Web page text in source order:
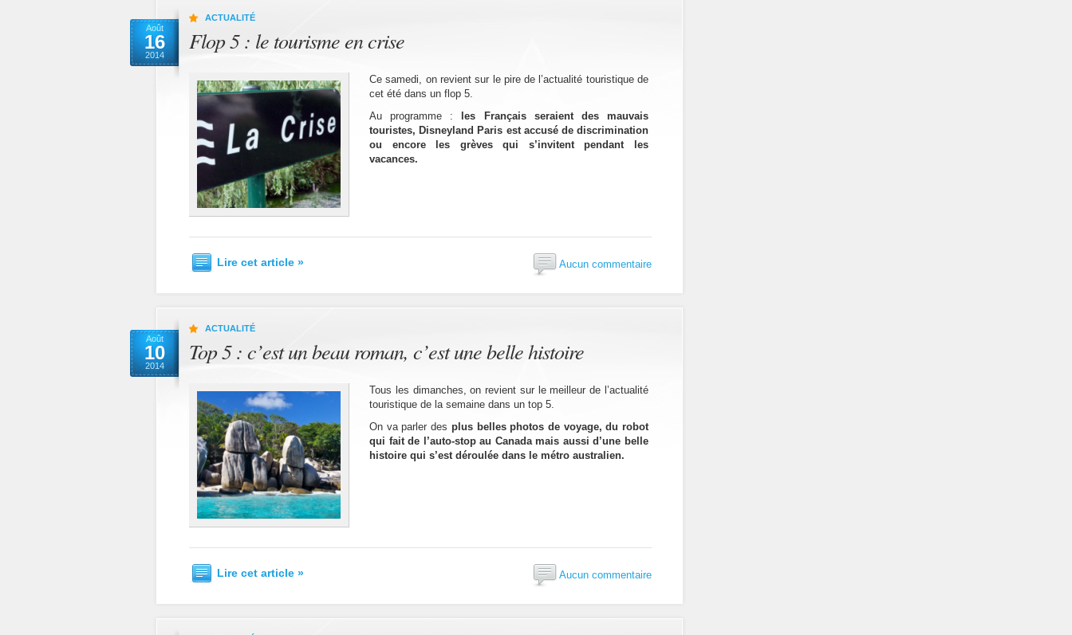
Août
16
2014
ACTUALITÉ
Flop 5 : le tourisme en crise
Ce samedi, on revient sur le pire de l’actualité touristique de
cet été dans un flop 5.
Au programme :
les Français seraient des mauvais
touristes, Disneyland Paris est accusé de discrimination
ou encore les grèves qui s’invitent pendant les
vacances.
Lire cet article » Aucun commentaire
Août
10
2014
ACTUALITÉ
Top 5 : c’est un beau roman, c’est une belle histoire
Tous les dimanches, on revient sur le meilleur de l’actualité
touristique de la semaine dans un top 5.
On va parler des plus belles photos de voyage, du robot
qui fait de l’auto-stop au Canada mais aussi d’une belle
histoire qui s’est déroulée dans le métro australien.
Lire cet article » Aucun commentaire